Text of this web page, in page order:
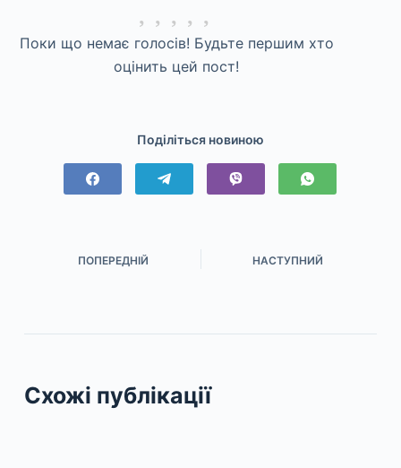
Поки що немає голосів! Будьте першим хто
оцінить цей пост!
Поділіться новиною
ПОПЕРЕДНІЙ НАСТУПНИЙ
Схожі публікації